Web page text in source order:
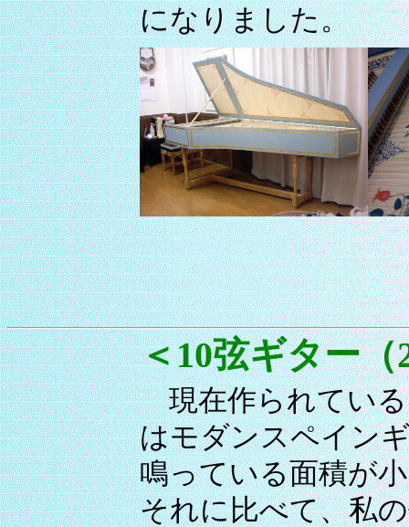
になりました。
＜10弦ギター（
現在作られている
はモダンスペイン
鳴っている面積が
それに比べて、私